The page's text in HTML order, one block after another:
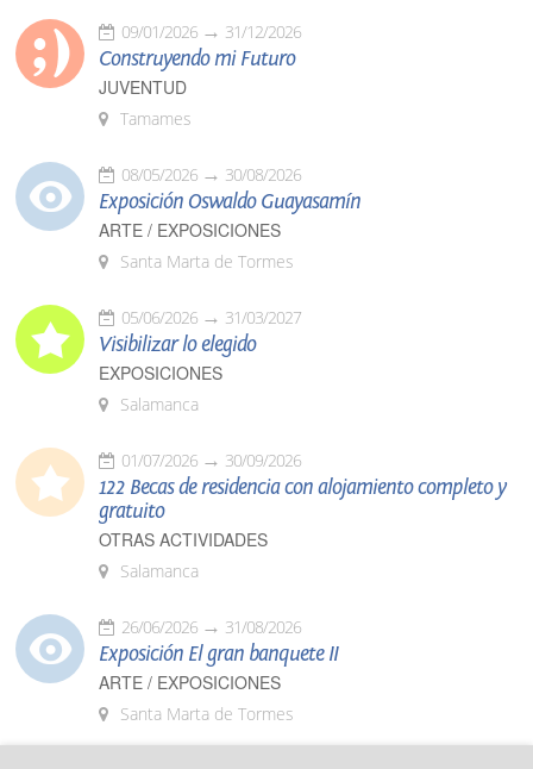
09/01/2026 31/12/2026
Construyendo mi Futuro
JUVENTUD
Tamames
08/05/2026 30/08/2026
Exposición Oswaldo Guayasamín
ARTE / EXPOSICIONES
Santa Marta de Tormes
05/06/2026 31/03/2027
Visibilizar lo elegido
EXPOSICIONES
Salamanca
01/07/2026 30/09/2026
122 Becas de residencia con alojamiento completo y
gratuito
OTRAS ACTIVIDADES
Salamanca
26/06/2026 31/08/2026
Exposición El gran banquete II
ARTE / EXPOSICIONES
Santa Marta de Tormes